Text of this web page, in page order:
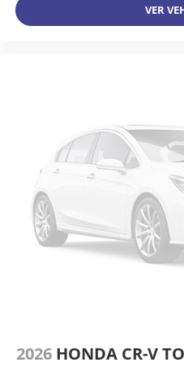
VER
2026 HONDA CR-V